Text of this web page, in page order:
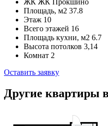
Площадь, м2 37.8
Этаж 10
Всего этажей 16
Площадь кухни, м2 6.7
Высота потолков 3,14
Комнат 2
Оставить заявку
Другие квартиры